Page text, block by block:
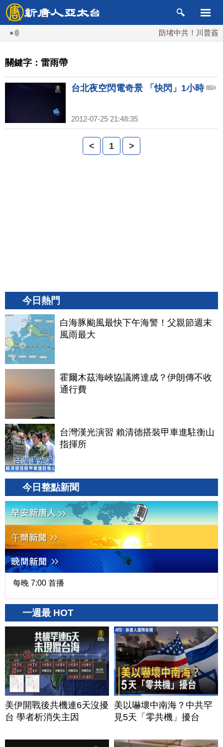
防堵中共！川普簽
關鍵字：雷雨帶
台北夜空閃電奇景 「快閃」1小時
2012-07-25 21:48:35
< 1 >
今日熱門
白海豚颱風最快下午海警！父親節週末
風雨最大
霍爾木茲海峽協議將達成？伊朗傳不收
通行費
台灣漢光演習 賴清德搭裝甲車進駐衡山
指揮所
今日整點新聞
每晚 7:00 首播
一週最 HOT
美伊開戰後共機連6天沒擾
台 學者析消失主因
美以嚇壞中南海？中共罕
見5天「零共機」擾台